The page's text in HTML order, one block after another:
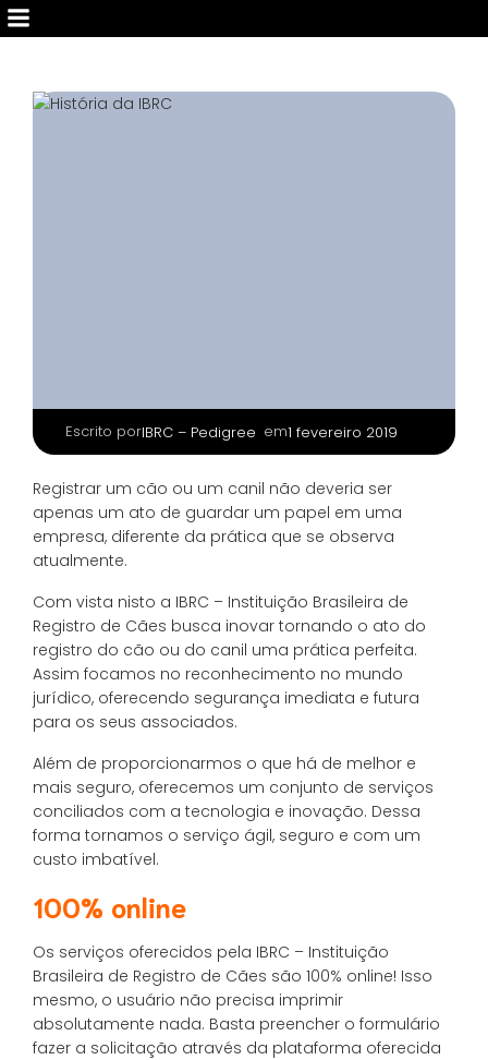
Escrito porIBRC – Pedigree em1 fevereiro 2019
Registrar um cão ou um canil não deveria ser
apenas um ato de guardar um papel em uma
empresa, diferente da prática que se observa
atualmente.
Com vista nisto a IBRC – Instituição Brasileira de
Registro de Cães busca inovar tornando o ato do
registro do cão ou do canil uma prática perfeita.
Assim focamos no reconhecimento no mundo
jurídico, oferecendo segurança imediata e futura
para os seus associados.
Além de proporcionarmos o que há de melhor e
mais seguro, oferecemos um conjunto de serviços
conciliados com a tecnologia e inovação. Dessa
forma tornamos o serviço ágil, seguro e com um
custo imbatível.
100% online
Os serviços oferecidos pela IBRC – Instituição
Brasileira de Registro de Cães são 100% online! Isso
mesmo, o usuário não precisa imprimir
absolutamente nada. Basta preencher o formulário
fazer a solicitação através da plataforma oferecida